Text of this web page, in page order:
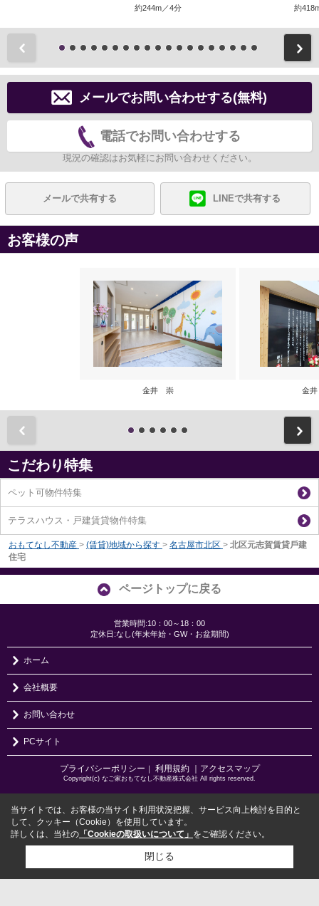
約244m／4分 約
メールでお問い合わせする(無料)
電話でお問い合わせする
現況の確認はお気軽にお問い合わせください。
メールで共有する LINEで共有する
お客様の声
金井 崇 金
こだわり特集
ペット可物件特集
テラスハウス・戸建賃貸物件特集
おもてなし不動産 > (賃貸)地域から探す > 名古屋市北区 > 北区元志賀賃貸⼾建
住宅
ページトップに戻る
営業時間:10：00～18：00
定休日:なし(年末年始・GW・お盆期間)
ホーム
会社概要
お問い合わせ
PCサイト
プライバシーポリシー 利用規約 ｜アクセスマップ
Copyright(c) なご家おもてなし不動産株式会社 All rights reserved.
当サイトでは、お客様の当サイト利用状況把握、サービス向上検討を目的と
して、クッキー（Cookie）を使用しています。
詳しくは、当社の 「Cookieの取扱いについて」 をご確認ください。
閉じる